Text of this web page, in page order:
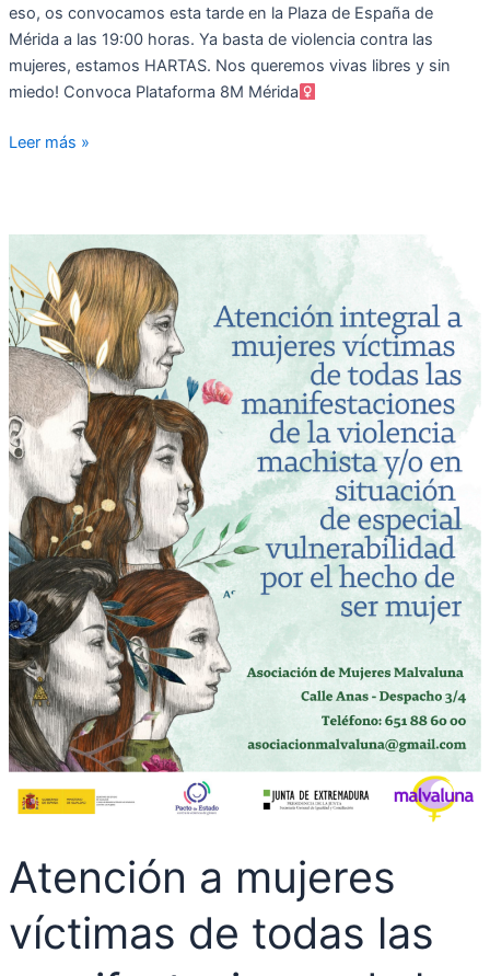
eso, os convocamos esta tarde en la Plaza de España de
Mérida a las 19:00 horas. Ya basta de violencia contra las
mujeres, estamos HARTAS. Nos queremos vivas libres y sin
miedo! Convoca Plataforma 8M Mérida
Leer más »
Atención a mujeres
víctimas de todas las
a
mujeres
víctimas
de
todas
las
manifestaciones
de
la
violencia
machista
y/o
en
situación
de
vulnerabilidad